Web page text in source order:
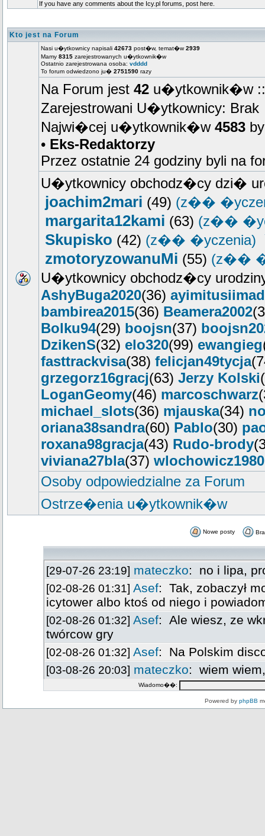
If you have any comments about the Icy.pl forums, post here.
Kto jest na Forum
Nasi u�ytkownicy napisali 42673 post�w, temat�w2939
Mamy 8315 zarejestrowanych u�ytkownik�w
Ostatnio zarejestrowana osoba: vdddd
To forum odwiedzono ju� 2751590 razy
Na Forum jest 42 u�ytkownik�w ::
Zarejestrowani U�ytkownicy: Brak
Najwi�cej u�ytkownik�w 4583
• Eks-Redaktorzy
Przez ostatnie 24 godziny byli na
U�ytkownicy obchodz�cy dzi�
joachim2mari (49) (z��
margarita12kami (63) (z��
Skupisko (42) (z�� �yczenia)
zmotoryzowanuMi (55) (z��
U�ytkownicy obchodz�cy
AshyBuga2020(36) ayimitusiimad
bambirea2015(36) Beamera2002
Bolku94(29) boojsn(37)
DzikenS(32) elo320(99) ewangieg
fasttrackvisa(38) felicjan49tycja
grzegorz16gracj(63) Jerzy Kolski
LoganGeomy(46) marcoschwarz
michael_slots(36) mjauska(34)
oriana38sandra(60) Pablo(30)
roxana98gracja(43) Rudo-brody
viviana27bla(37) wlochowicz1980
Osoby odpowiedzialne za Forum
Ostrze�enia u�ytkownik�w
Nowe posty
Wiadomo��:
Powered by phpBB